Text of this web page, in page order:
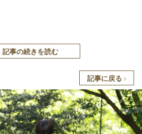
記事の続きを読む
記事に戻る